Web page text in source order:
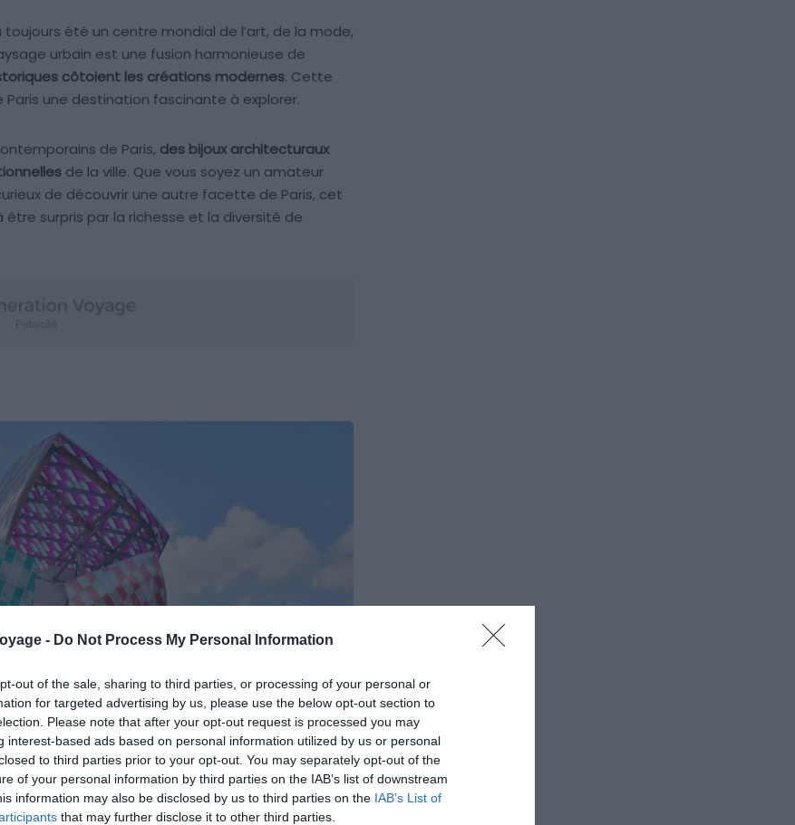
- Do Not Process My Personal Information
out of the sale, sharing to third parties, or processing of your personal or
for targeted advertising by us, please use the below opt-out section to
Please note that after your opt-out request is processed you may
interest-based ads based on personal information utilized by us or personal
to third parties prior to your opt-out. You may separately opt-out of the
of your personal information by third parties on the IAB’s list of downstream
information may also be disclosed by us to third parties on the IAB’s List of
that may further disclose it to other third parties.
été un centre mondial de l’art, de la mode,
urbain est une fusion harmonieuse de
côtoient les créations modernes. Cette
une destination fascinante à explorer.
de Paris, des bijoux architecturaux
de la ville. Que vous soyez un amateur
de découvrir une autre facette de Paris, cet
surpris par la richesse et la diversité de